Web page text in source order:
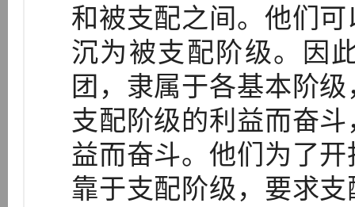
和被支配之间。他们
沉为被支配阶级。因
团，隶属于各基本阶
支配阶级的利益而奋
益而奋斗。他们为了
靠于支配阶级，要求